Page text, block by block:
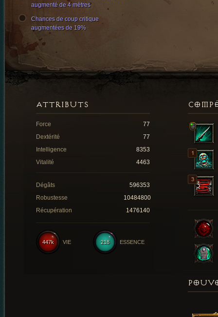
augmenté de 4 mètres
Chances de coup critique
augmentées de 19%
ATTRIBUTS
Force
77
Dextérité
77
Intelligence
8353
Vitalité
4463
Dégâts
596353
Robustesse
10484800
Récupération
1476140
218 ESSENCE
447k VIE